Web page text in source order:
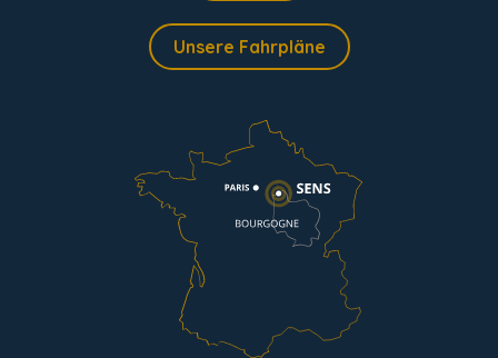
Unsere Fahrpläne